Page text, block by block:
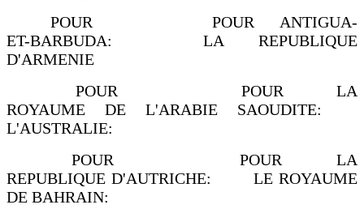
POUR POUR ANTIGUA-
ET-BARBUDA: LA REPUBLIQUE
D'ARMENIE
POUR POUR LA
ROYAUME DE L'ARABIE SAOUDITE:
L'AUSTRALIE:
POUR POUR LA
REPUBLIQUE D'AUTRICHE: LE ROYAUME
DE BAHRAIN: